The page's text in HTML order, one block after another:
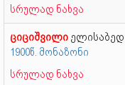
სრულად ნახვა
ციციშვილი ელისაბედ
1900წ. მონაზონი
სრულად ნახვა